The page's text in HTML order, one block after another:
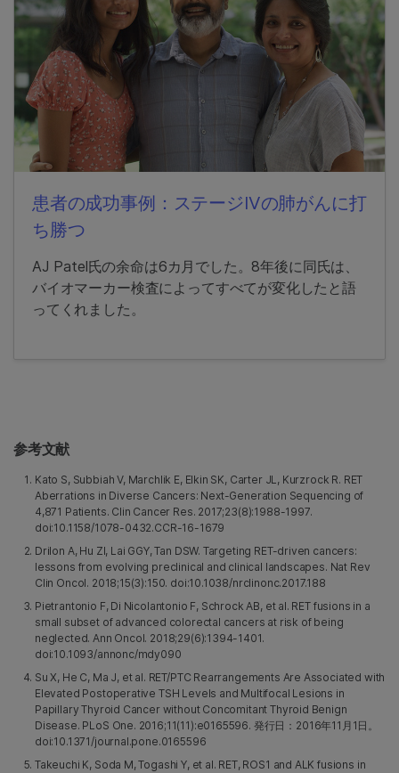
患者の成功事例：ステージIVの肺がんに打
ち勝つ
AJ Patel氏の余命は6カ月でした。8年後に同氏は、
バイオマーカー検査によってすべてが変化したと語
ってくれました。
参考文献
Kato S, Subbiah V, Marchlik E, Elkin SK, Carter JL, Kurzrock R. RET
Aberrations in Diverse Cancers: Next-Generation Sequencing of
4,871 Patients. Clin Cancer Res. 2017;23(8):1988-1997.
doi:10.1158/1078-0432.CCR-16-1679
Drilon A, Hu ZI, Lai GGY, Tan DSW. Targeting RET-driven cancers:
lessons from evolving preclinical and clinical landscapes. Nat Rev
Clin Oncol. 2018;15(3):150. doi:10.1038/nrclinonc.2017.188
Pietrantonio F, Di Nicolantonio F, Schrock AB, et al. RET fusions in a
small subset of advanced colorectal cancers at risk of being
neglected. Ann Oncol. 2018;29(6):1394-1401.
doi:10.1093/annonc/mdy090
Su X, He C, Ma J, et al. RET/PTC Rearrangements Are Associated with
Elevated Postoperative TSH Levels and Multifocal Lesions in
Papillary Thyroid Cancer without Concomitant Thyroid Benign
Disease. PLoS One. 2016;11(11):e0165596. 発行日：2016年11月1日。
doi:10.1371/journal.pone.0165596
Takeuchi K, Soda M, Togashi Y, et al. RET, ROS1 and ALK fusions in